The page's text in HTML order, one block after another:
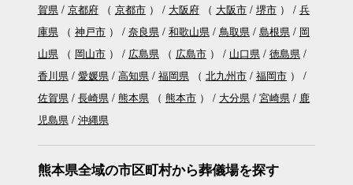
賀県
京都府（ 京都市） 大阪府（ 大阪市 堺市）
兵
庫県（ 神戸市） 奈良県 和歌山県 鳥取県 島根県
岡
山県（ 岡山市） 広島県（ 広島市） 山口県
徳島県
香川県
愛媛県 高知県 福岡県（ 北九州市 福岡市）
佐賀県
長崎県 熊本県（ 熊本市） 大分県 宮崎県
鹿
児島県
沖縄県
熊本県全域の市区町村から葬儀場を探す